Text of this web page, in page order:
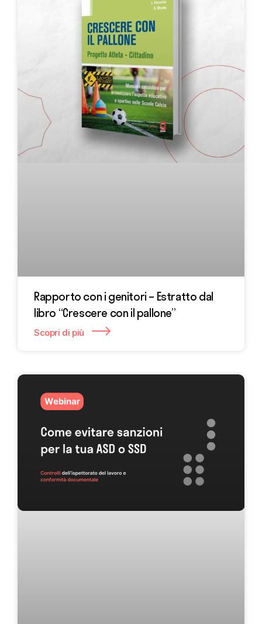
Rapporto con i genitori – Estratto dal
libro “Crescere con il pallone”
Scopri di più